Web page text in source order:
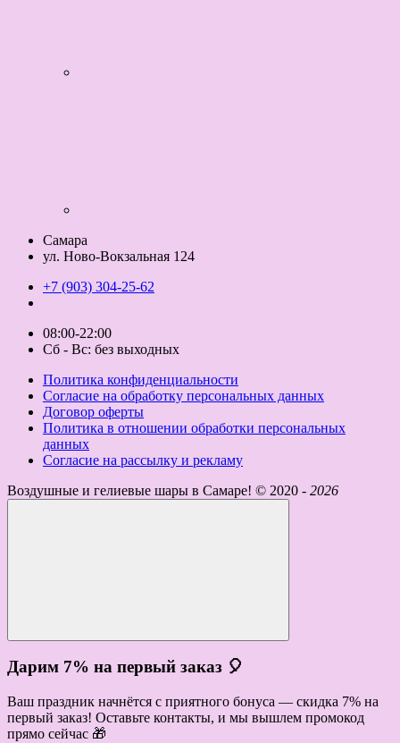
Самара
ул. Ново-Вокзальная 124
+7 (903) 304-25-62
08:00-22:00
Сб - Вс: без выходных
Политика конфиденциальности
Согласие на обработку персональных данных
Договор оферты
Политика в отношении обработки персональных
данных
Согласие на рассылку и рекламу
Воздушные и гелиевые шары в Самаре! © 2020 - 2026
Дарим 7% на первый заказ 🎈
Ваш праздник начнётся с приятного бонуса — скидка 7% на
первый заказ! Оставьте контакты, и мы вышлем промокод
прямо сейчас 🎁